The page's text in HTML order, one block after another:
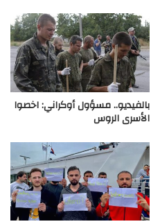
بالفيديو.. مسؤول أوكراني: اخصوا
الأسرى الروس